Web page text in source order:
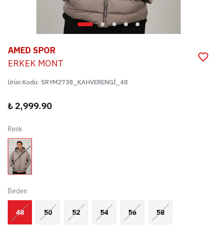
AMED SPOR
ERKEK MONT
Ürün Kodu: SRYM2738_KAHVERENGİ_48
₺ 2,999.90
Renk
Beden
48 50 52 54 56 58